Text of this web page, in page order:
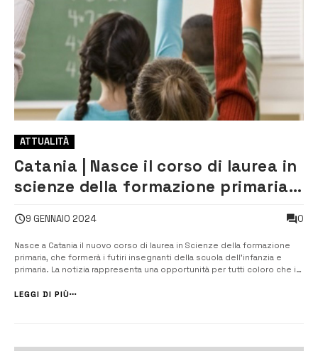
ATTUALITÀ
Catania | Nasce il corso di laurea in
scienze della formazione primaria
9 GENNAIO 2024 0
Nasce a Catania il nuovo corso di laurea in Scienze della formazione
primaria, che formerà i futiri insegnanti della scuola dell’infanzia e
primaria. La notizia rappresenta una opportunità per tutti coloro che in
è l’ateneo catanese, in modo particolare del Dipartimento...
LEGGI DI PIÙ